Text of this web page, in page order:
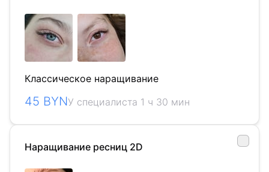
Классическое наращивание
45 BYNУ специалиста 1 ч 30 мин
Наращивание ресниц 2D